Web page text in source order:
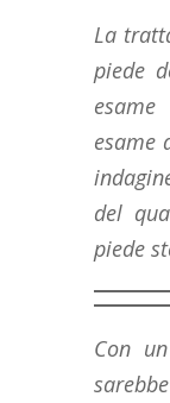
La
piede
esame
del
piede
Con